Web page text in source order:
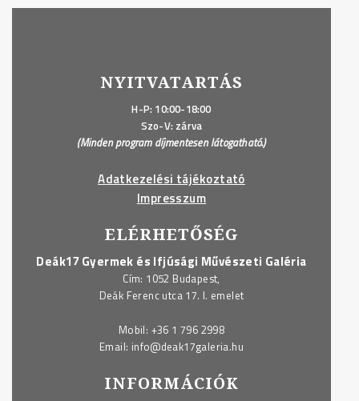
NYITVATARTÁS
H-P: 10:00-18:00
Szo-V: zárva
(Minden program díjmentesen látogatható.)
Adatkezelési tájékoztató
Impresszum
ELÉRHETŐSÉG
Deák17 Gyermek és Ifjúsági Művészeti Galéria
Cím: 1052 Budapest,
Deák Ferenc utca 17. I. emelet
Mobil: +36 1 796 2998
Email: info@deak17galeria.hu
INFORMÁCIÓK